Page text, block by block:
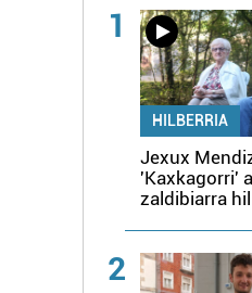
1
HILBERRIA
Jexux
'Kaxkagorri'
zaldibiarra
2